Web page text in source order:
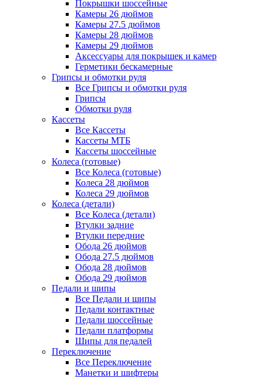
Покрышки шоссейные
Камеры 26 дюймов
Камеры 27.5 дюймов
Камеры 28 дюймов
Камеры 29 дюймов
Аксессуары для покрышек и камер
Герметики бескамерные
Грипсы и обмотки руля
Все Грипсы и обмотки руля
Грипсы
Обмотки руля
Кассеты
Все Кассеты
Кассеты МТБ
Кассеты шоссейные
Колеса (готовые)
Все Колеса (готовые)
Колеса 28 дюймов
Колеса 29 дюймов
Колеса (детали)
Все Колеса (детали)
Втулки задние
Втулки передние
Обода 26 дюймов
Обода 27.5 дюймов
Обода 28 дюймов
Обода 29 дюймов
Педали и шипы
Все Педали и шипы
Педали контактные
Педали шоссейные
Педали платформы
Шипы для педалей
Переключение
Все Переключение
Манетки и шифтеры